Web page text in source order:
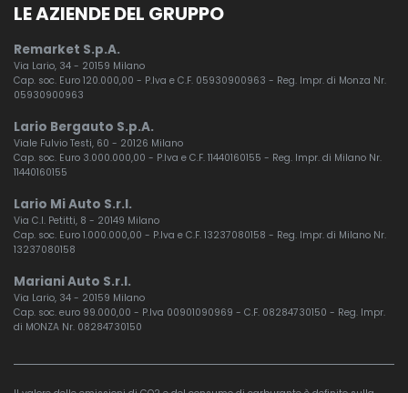
LE AZIENDE DEL GRUPPO
Remarket S.p.A.
Via Lario, 34 - 20159 Milano
Cap. soc. Euro 120.000,00 - P.Iva e C.F. 05930900963 - Reg. Impr. di Monza Nr.
05930900963
Lario Bergauto S.p.A.
Viale Fulvio Testi, 60 - 20126 Milano
Cap. soc. Euro 3.000.000,00 - P.Iva e C.F. 11440160155 - Reg. Impr. di Milano Nr.
11440160155
Lario Mi Auto S.r.l.
Via C.I. Petitti, 8 - 20149 Milano
Cap. soc. Euro 1.000.000,00 - P.Iva e C.F. 13237080158 - Reg. Impr. di Milano Nr.
13237080158
Mariani Auto S.r.l.
Via Lario, 34 - 20159 Milano
Cap. soc. euro 99.000,00 - P.Iva 00901090969 - C.F. 08284730150 - Reg. Impr.
di MONZA Nr. 08284730150